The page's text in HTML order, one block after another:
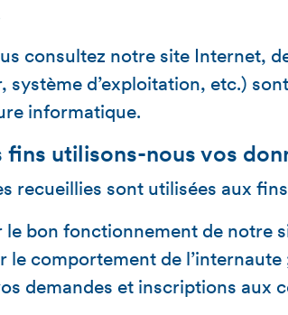
consultez notre site Internet,
système d’exploitation, etc.)
informatique.
fins utilisons-nous vos
recueillies sont utilisées aux
le bon fonctionnement de notre
le comportement de l’internaute
demandes et inscriptions aux